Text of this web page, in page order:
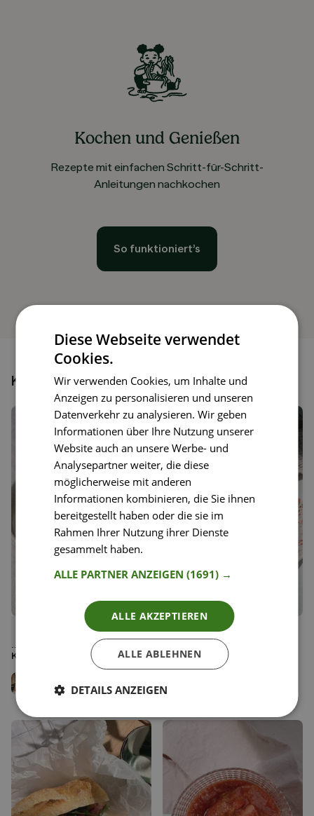
Kochen und Genießen
Rezepte mit einfachen Schritt-für-Schritt-
Anleitungen nachkochen
So funktioniert’s
Könnte dir auch gefallen
Speichern
Schoko Polenta mit Apfel
Kokosjoghurt
Team Happy Plates
74
Liken
Speichern
Tomaten Pfirsich Salat mit
gegrilltem Halloumi
Jenny Rose
Diese Webseite verwendet
Cookies.
Wir verwenden Cookies, um Inhalte und
Anzeigen zu personalisieren und unseren
Datenverkehr zu analysieren. Wir geben
Informationen über Ihre Nutzung unserer
Website auch an unsere Werbe- und
Analysepartner weiter, die diese
möglicherweise mit anderen
Informationen kombinieren, die Sie ihnen
bereitgestellt haben oder die sie im
Rahmen Ihrer Nutzung ihrer Dienste
gesammelt haben.
ALLE PARTNER ANZEIGEN(1691) →
ALLE AKZEPTIEREN
ALLE ABLEHNEN
DETAILS ANZEIGEN